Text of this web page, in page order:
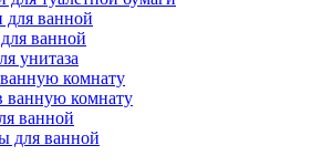
ванной
ванной
унитаза
комнату
ванную комнату
ванной
для ванной